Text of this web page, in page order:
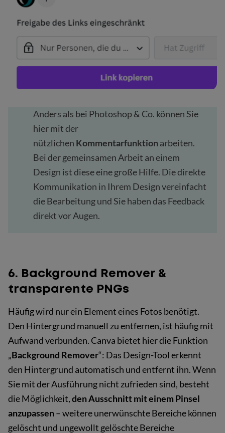
Anders als bei Photoshop & Co. können Sie
hier mit der
nützlichen Kommentarfunktion arbeiten.
Bei der gemeinsamen Arbeit an einem
Design ist diese eine große Hilfe. Die direkte
Kommunikation in Ihrem Design vereinfacht
die Bearbeitung und Sie haben das Feedback
direkt vor Augen.
6. Background Remover &
transparente PNGs
Häufig wird nur ein Element eines Fotos benötigt.
Den Hintergrund manuell zu entfernen, ist häufig mit
Aufwand verbunden. Canva bietet hier die Funktion
„Background Remover“: Das Design-Tool erkennt
den Hintergrund automatisch und entfernt ihn. Wenn
Sie mit der Ausführung nicht zufrieden sind, besteht
die Möglichkeit,den Ausschnitt mit einem Pinsel
anzupassen– weitere unerwünschte Bereiche können
gelöscht und ungewollt gelöschte Bereiche